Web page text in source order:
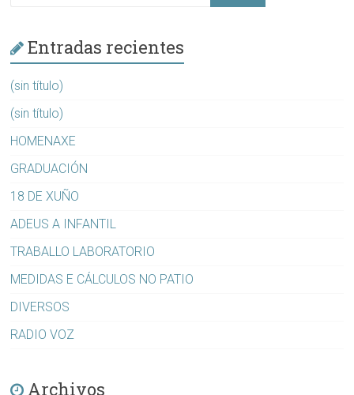
Entradas recientes
(sin título)
(sin título)
HOMENAXE
GRADUACIÓN
18 DE XUÑO
ADEUS A INFANTIL
TRABALLO LABORATORIO
MEDIDAS E CÁLCULOS NO PATIO
DIVERSOS
RADIO VOZ
Archivos